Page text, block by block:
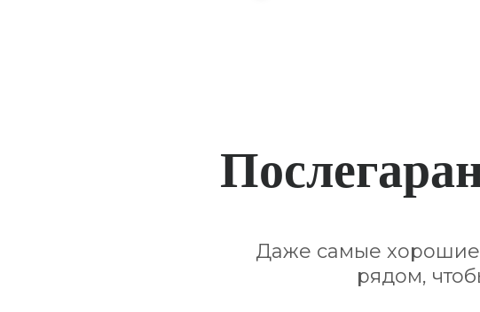
После
Даже самые хорошие
рядом,